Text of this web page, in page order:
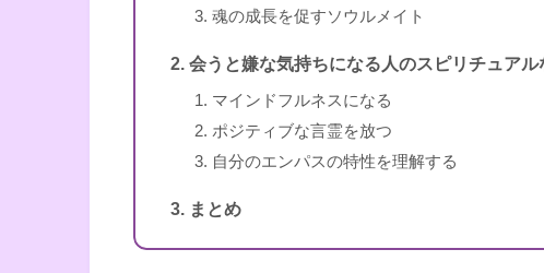
魂の成長を促すソウルメイト
会うと嫌な気持ちになる人のスピリチュアル
マインドフルネスになる
ポジティブな言霊を放つ
自分のエンパスの特性を理解する
まとめ